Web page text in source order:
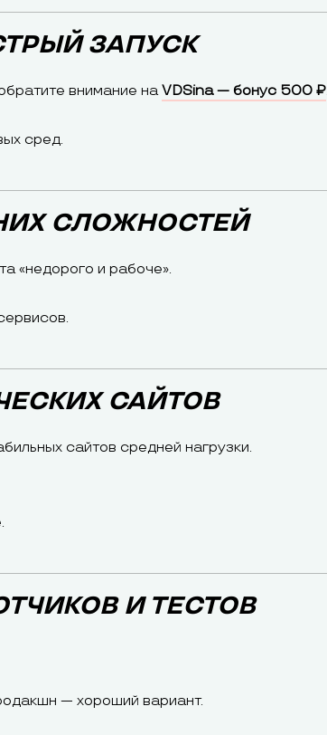
ЗАПУСК
внимание наVDSina — бонус 500 ₽
сред.
СЛОЖНОСТЕЙ
«недорого и рабоче».
САЙТОВ
сайтов средней нагрузки.
И ТЕСТОВ
— хороший вариант.